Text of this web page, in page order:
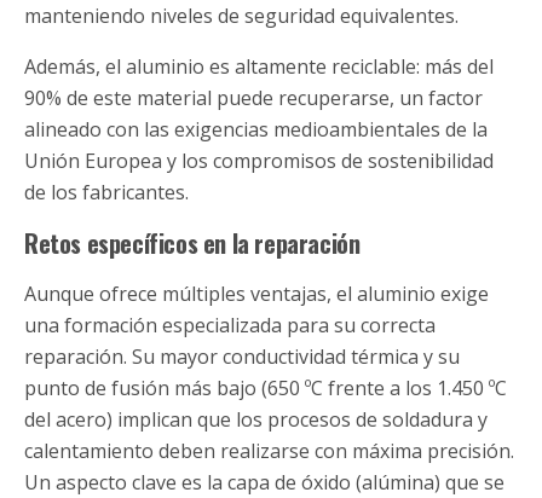
manteniendo niveles de seguridad equivalentes.
Además, el aluminio es altamente reciclable: más del
90% de este material puede recuperarse, un factor
alineado con las exigencias medioambientales de la
Unión Europea y los compromisos de sostenibilidad
de los fabricantes.
Retos específicos en la reparación
Aunque ofrece múltiples ventajas, el aluminio exige
una formación especializada para su correcta
reparación. Su mayor conductividad térmica y su
punto de fusión más bajo (650 ºC frente a los 1.450 ºC
del acero) implican que los procesos de soldadura y
calentamiento deben realizarse con máxima precisión.
Un aspecto clave es la capa de óxido (alúmina) que se